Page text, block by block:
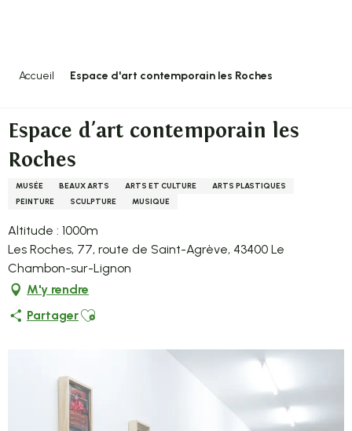
Accueil Espace d'art contemporain les Roches
Espace d'art contemporain les
Roches
MUSÉE BEAUX ARTS ARTS ET CULTURE
ARTS PLASTIQUES
PEINTURE
SCULPTURE MUSIQUE
Altitude : 1000m
Les Roches, 77, route de Saint-Agrève, 43400 Le
Chambon-sur-Lignon
M'y rendre
PartagerAjouter aux favoris